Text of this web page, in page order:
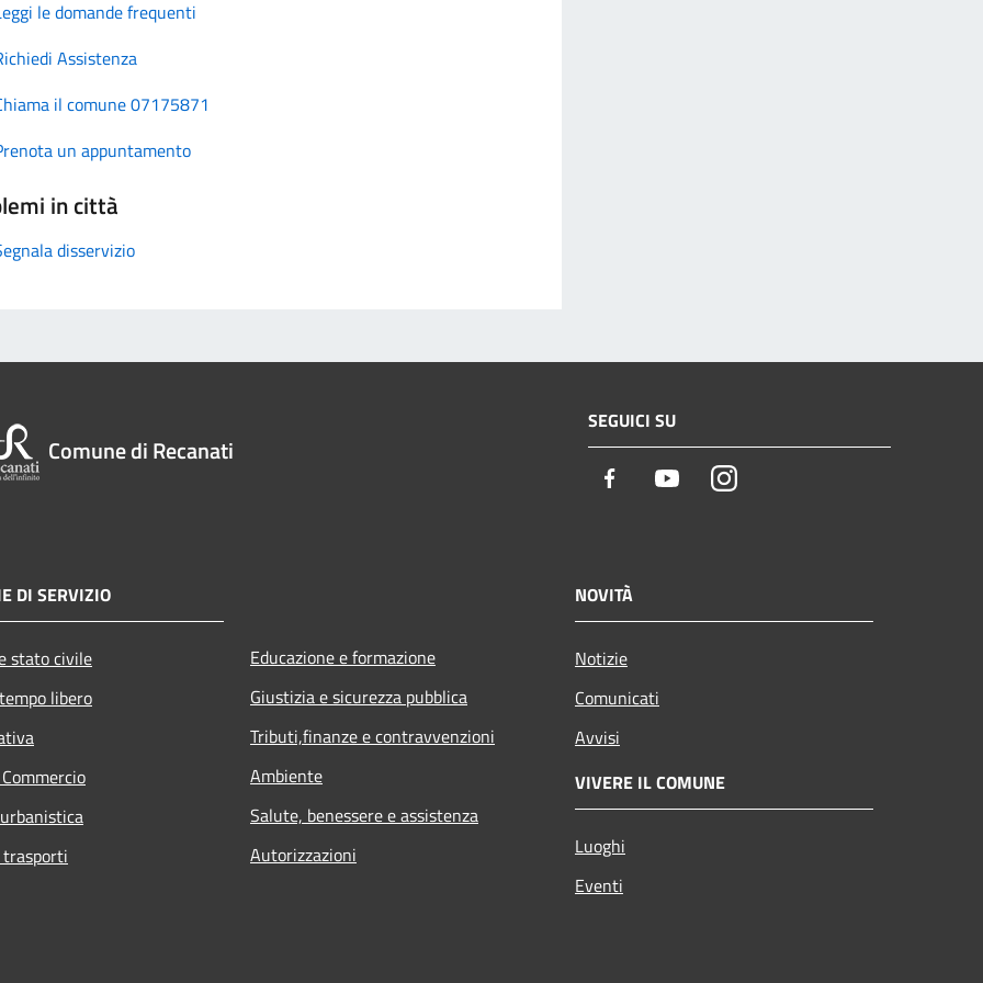
le domande frequenti
Assistenza
il comune 07175871
un appuntamento
in città
disservizio
Comune di Recanati
SEGUICI SU
Facebook YoutubeInstagram
DI SERVIZIO
stato civile
libero
Educazione e formazione
Giustizia e sicurezza pubblica
Tributi,finanze e contravvenzioni
Ambiente
Salute, benessere e assistenza
Autorizzazioni
NOVITÀ
Notizie
Comunicati
Avvisi
VIVERE IL COMUNE
Luoghi
Eventi